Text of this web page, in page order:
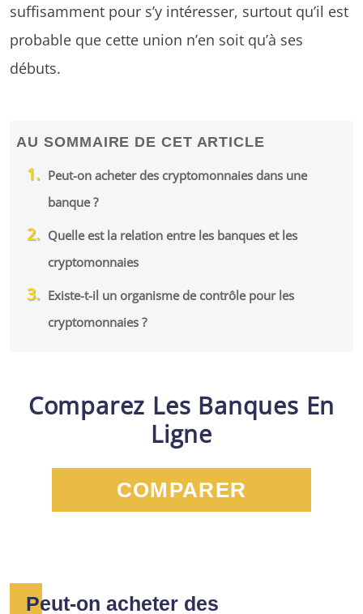
suffisamment pour s’y intéresser, surtout qu’il est
probable que cette union n’en soit qu’à ses
débuts.
AU SOMMAIRE DE CET ARTICLE
Peut-on acheter des cryptomonnaies dans une
banque ?
Quelle est la relation entre les banques et les
cryptomonnaies
Existe-t-il un organisme de contrôle pour les
cryptomonnaies ?
Comparez Les Banques En
Ligne
COMPARER
Peut-on acheter des